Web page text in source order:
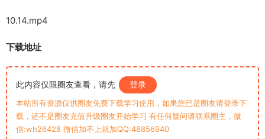
10.14.mp4
下载地址
此内容仅限圈友查看，请先 登录
本站所有资源仅供圈友免费下载学习使用，如果您已是圈友请登录下
载，还不是圈友充值升级圈友开始学习 有任何疑问请联系圈主，微
信:wh26428 微信加不上就加QQ:48856940